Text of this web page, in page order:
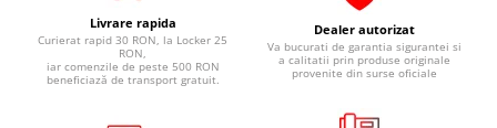
BMW Motorrad
Consumabile BMW Motorrad
Uleiuri si lichide moto
Livrare rapida
Curierat rapid 30 RON, la Locker 25
RON,
iar comenzile de peste 500 RON
beneficiază de transport gratuit.
Dealer autorizat
Va bucurati de garantia sigurantei si
a calitatii prin produse originale
provenite din surse oficiale